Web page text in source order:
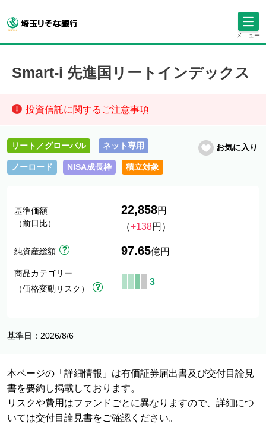
メニュー
Smart-i 先進国リートインデックス
投資信託に関するご注意事項
リート／グローバル ネット専用
ノーロード NISA成長枠 積立対象
お気に入り
基準価額
（前日比）
22,858円
（+138円）
純資産総額 97.65億円
商品カテゴリー
（価格変動リスク）
3
基準日：2026/8/6
本ページの「詳細情報」は有価証券届出書及び交付目論見
書を要約し掲載しております。
リスクや費用はファンドごとに異なりますので、詳細につ
いては交付目論見書をご確認ください。